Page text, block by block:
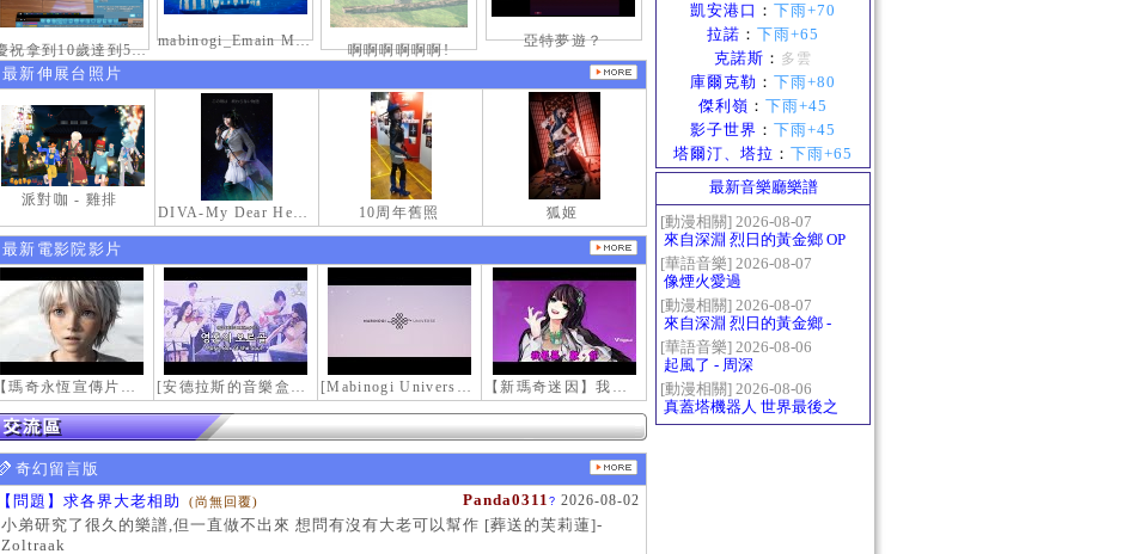
慶祝拿到10歲達到50級稱號紀念照
mabinogi_Emain Macha_2000-0600_1
啊啊啊啊啊啊!
亞特夢遊？
最新伸展台照片
派對咖 - 雞排
DIVA-My Dear Heroine- 10周年舊照 狐姬
最新電影院影片
【瑪奇永恆宣傳片】最初的感動 [安德拉斯的音樂盒｜靈魂的音樂盒] Mabinogi OST - Music Box of the Soul | Crossover COVER [Mabinogi Universe] 謝謝你來到這個世界... 【新瑪奇迷因】我更喜歡你
奇幻留言版
Panda0311 ? 2026-08-02
【問題】求各界大老相助 (尚無回覆)
小弟研究了很久的樂譜,但一直做不出來 想問有沒有大老可以幫作 [葬送的芙莉蓮]-
Zoltraak
凱安港口 ： 下雨+70
拉諾 ： 下雨+65
克諾斯 ： 多雲
庫爾克勒 ： 下雨+80
傑利嶺 ： 下雨+45
影子世界 ： 下雨+45
塔爾汀、塔拉 ： 下雨+65
最新音樂廳樂譜
[動漫相關] 2026-08-07
來自深淵 烈日的黃金鄉 OP
- かたち(Katachi)
[華語音樂] 2026-08-07
像煙火愛過
[動漫相關] 2026-08-07
來自深淵 烈日的黃金鄉 -
Gravity
[華語音樂] 2026-08-06
起風了 - 周深
[動漫相關] 2026-08-06
真蓋塔機器人 世界最後之
日OP2 HEATS